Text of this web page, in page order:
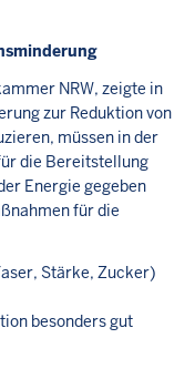
NRW, zeigte in
zur Reduktion von
müssen in der
die Bereitstellung
Energie gegeben
für die
Stärke, Zucker)
besonders gut